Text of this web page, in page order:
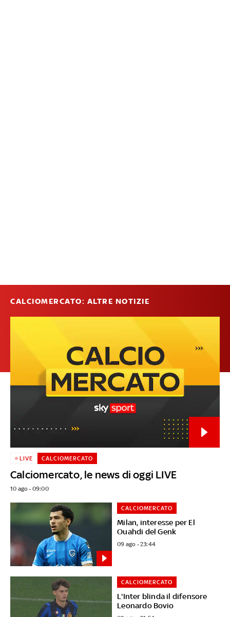
CALCIOMERCATO: ALTRE NOTIZIE
Calciomercato, le news di oggi LIVE
LIVE CALCIOMERCATO
10 ago - 09:00
Milan, interesse per El
Ouahdi del Genk
CALCIOMERCATO
09 ago - 23:44
L'Inter blinda il difensore
Leonardo Bovio
CALCIOMERCATO